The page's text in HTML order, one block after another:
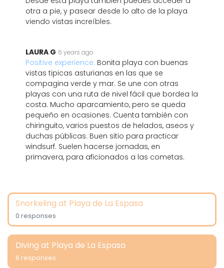
otra a pie, y pasear desde lo alto de la playa
viendo vistas increíbles.
LAURA G 6 years ago
Positive experience: Bonita playa con buenas
vistas tipicas asturianas en las que se
compagina verde y mar. Se une con otras
playas con una ruta de nivel fácil que bordea la
costa. Mucho aparcamiento, pero se queda
pequeño en ocasiones. Cuenta también con
chiringuito, varios puestos de helados, aseos y
duchas públicas. Buen sitio para practicar
windsurf. Suelen hacerse jornadas, en
primavera, para aficionados a las cometas.
Snorkeling at Playa de La Espasa
0 responses
Diving at Playa de La Espasa
6 responses